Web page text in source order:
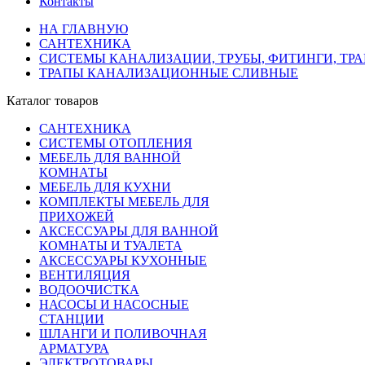
НА ГЛАВНУЮ
САНТЕХНИКА
СИСТЕМЫ КАНАЛИЗАЦИИ, ТРУБЫ, ФИТИНГИ,
ТРАПЫ КАНАЛИЗАЦИОННЫЕ СЛИВНЫЕ
Каталог товаров
САНТЕХНИКА
СИСТЕМЫ ОТОПЛЕНИЯ
МЕБЕЛЬ ДЛЯ ВАННОЙ
КОМНАТЫ
МЕБЕЛЬ ДЛЯ КУХНИ
КОМПЛЕКТЫ МЕБЕЛЬ ДЛЯ
ПРИХОЖЕЙ
АКСЕССУАРЫ ДЛЯ ВАННОЙ
КОМНАТЫ И ТУАЛЕТА
АКСЕССУАРЫ КУХОННЫЕ
ВЕНТИЛЯЦИЯ
ВОДООЧИСТКА
НАСОСЫ И НАСОСНЫЕ
СТАНЦИИ
ШЛАНГИ И ПОЛИВОЧНАЯ
АРМАТУРА